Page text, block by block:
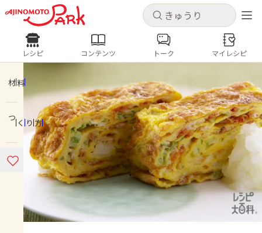
キャンセル
ログインするとレシピを保存できます
ログイン 新規登録
ホーム
コンテンツ
レシピ
キャンセル
レシピ コンテンツ
人気の食材・レシピ
きゅうり なす トマト
とうもろこし
ピーマン
みょうが ゴーヤ
レシピ コンテンツ トーク マイレシピ
材料
つくり方